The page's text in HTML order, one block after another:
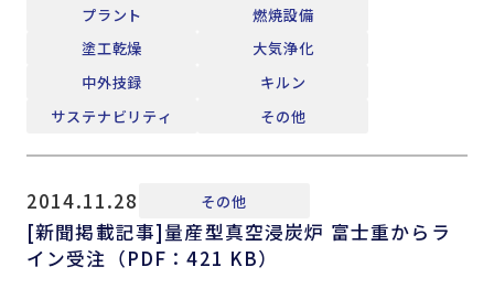
プラント
燃焼設備
塗工乾燥
大気浄化
中外技録
キルン
サステナビリティ
その他
2014.11.28 その他
[新聞掲載記事]量産型真空浸炭炉 富士重からラ
イン受注（PDF：421 KB）